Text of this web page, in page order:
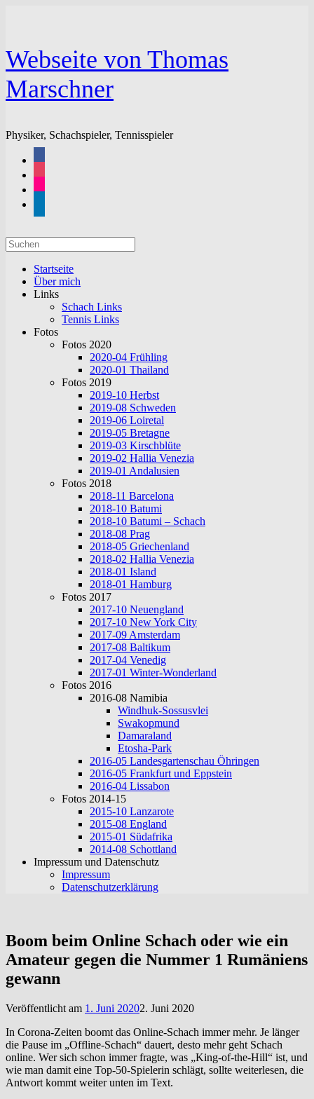
Webseite von Thomas
Marschner
Physiker, Schachspieler, Tennisspieler
Suchen
nach:
Startseite
Über mich
Links
Schach Links
Tennis Links
Fotos
Fotos 2020
2020-04 Frühling
2020-01 Thailand
Fotos 2019
2019-10 Herbst
2019-08 Schweden
2019-06 Loiretal
2019-05 Bretagne
2019-03 Kirschblüte
2019-02 Hallia Venezia
2019-01 Andalusien
Fotos 2018
2018-11 Barcelona
2018-10 Batumi
2018-10 Batumi – Schach
2018-08 Prag
2018-05 Griechenland
2018-02 Hallia Venezia
2018-01 Island
2018-01 Hamburg
Fotos 2017
2017-10 Neuengland
2017-10 New York City
2017-09 Amsterdam
2017-08 Baltikum
2017-04 Venedig
2017-01 Winter-Wonderland
Fotos 2016
2016-08 Namibia
Windhuk-Sossusvlei
Swakopmund
Damaraland
Etosha-Park
2016-05 Landesgartenschau Öhringen
2016-05 Frankfurt und Eppstein
2016-04 Lissabon
Fotos 2014-15
2015-10 Lanzarote
2015-08 England
2015-01 Südafrika
2014-08 Schottland
Impressum und Datenschutz
Impressum
Datenschutzerklärung
Boom beim Online Schach oder wie ein
Amateur gegen die Nummer 1 Rumäniens
gewann
Veröffentlicht am 1. Juni 20202. Juni 2020
In Corona-Zeiten boomt das Online-Schach immer mehr. Je länger
die Pause im „Offline-Schach“ dauert, desto mehr geht Schach
online. Wer sich schon immer fragte, was „King-of-the-Hill“ ist, und
wie man damit eine Top-50-Spielerin schlägt, sollte weiterlesen, die
Antwort kommt weiter unten im Text.